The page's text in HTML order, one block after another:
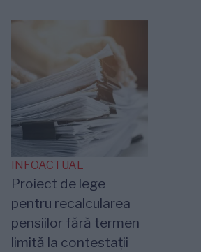
INFOACTUAL
Proiect de lege
pentru recalcularea
pensiilor fără termen
limită la contestații